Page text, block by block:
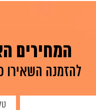
למידע על המוצרהמחירים
להזמנה השאירו